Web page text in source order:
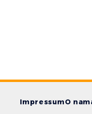
ImpressumO